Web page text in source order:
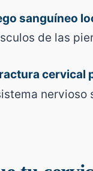
sanguíneo
de las
cervical